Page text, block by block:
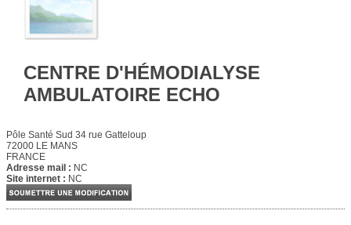
CENTRE D'HÉMODIALYSE
AMBULATOIRE ECHO
Pôle Santé Sud 34 rue Gatteloup
72000 LE MANS
FRANCE
Adresse mail : NC
Site internet : NC